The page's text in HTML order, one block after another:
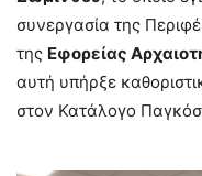
συνεργασία της
της Εφορείας
αυτή υπήρξε
στον Κατάλογο